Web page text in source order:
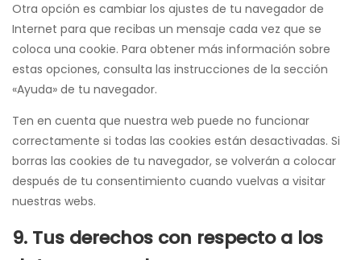
Otra opción es cambiar los ajustes de tu navegador de
Internet para que recibas un mensaje cada vez que se
coloca una cookie. Para obtener más información sobre
estas opciones, consulta las instrucciones de la sección
«Ayuda» de tu navegador.
Ten en cuenta que nuestra web puede no funcionar
correctamente si todas las cookies están desactivadas. Si
borras las cookies de tu navegador, se volverán a colocar
después de tu consentimiento cuando vuelvas a visitar
nuestras webs.
9. Tus derechos con respecto a los